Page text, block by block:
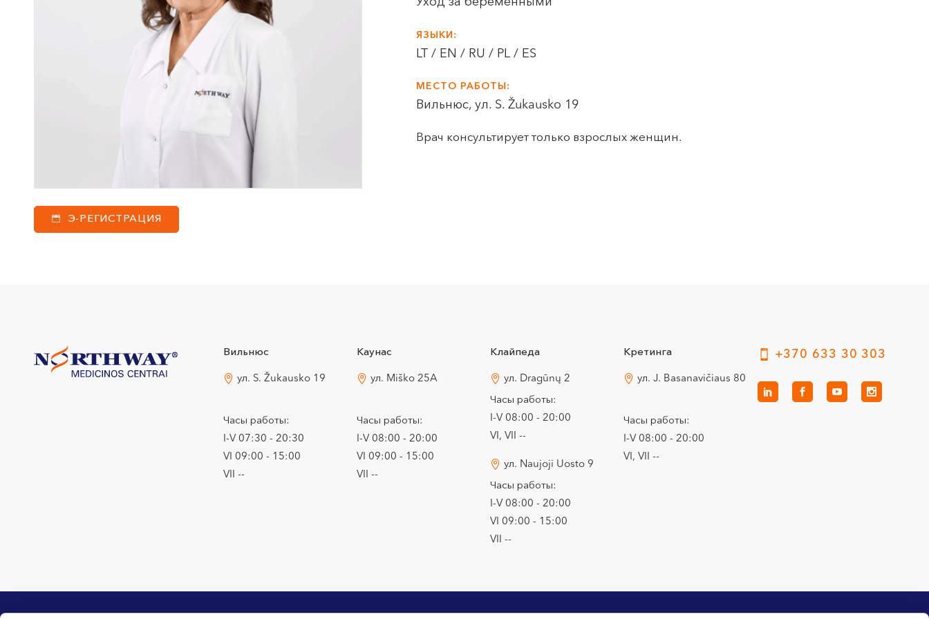
Э-РЕГИСТРАЦИЯ
ЯЗЫКИ:
LT / EN / RU / PL / ES
МЕСТО РАБОТЫ:
Вильнюс, ул. S. Žukausko 19
Врач консультирует только взрослых женщин.
Вильнюс
ул. S. Žukausko 19
Часы работы:
I-V 07:30 - 20:30
VI 09:00 - 15:00
VII --
Каунас
ул. Miško 25A
Часы работы:
I-V 08:00 - 20:00
VI 09:00 - 15:00
VII --
Клайпеда
ул. Dragūnų 2
Часы работы:
I-V 08:00 - 20:00
VI, VII --
ул. Naujoji Uosto 9
Часы работы:
I-V 08:00 - 20:00
VI 09:00 - 15:00
VII --
Кретинга
ул. J. Basanavičiaus 80
Часы работы:
I-V 08:00 - 20:00
VI, VII --
+370 633 30 303